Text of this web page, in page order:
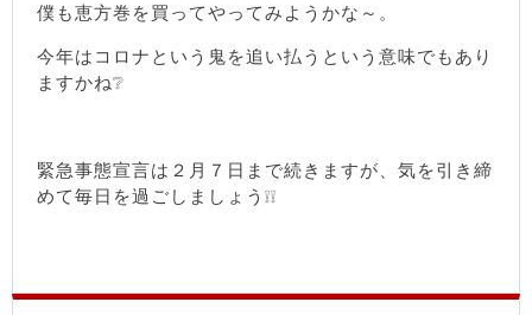
僕も恵方巻を買ってやってみようかな～。
今年はコロナという鬼を追い払うという意味でもあり
ますかね❔
緊急事態宣言は２月７日まで続きますが、気を引き締
めて毎日を過ごしましょう❕❕